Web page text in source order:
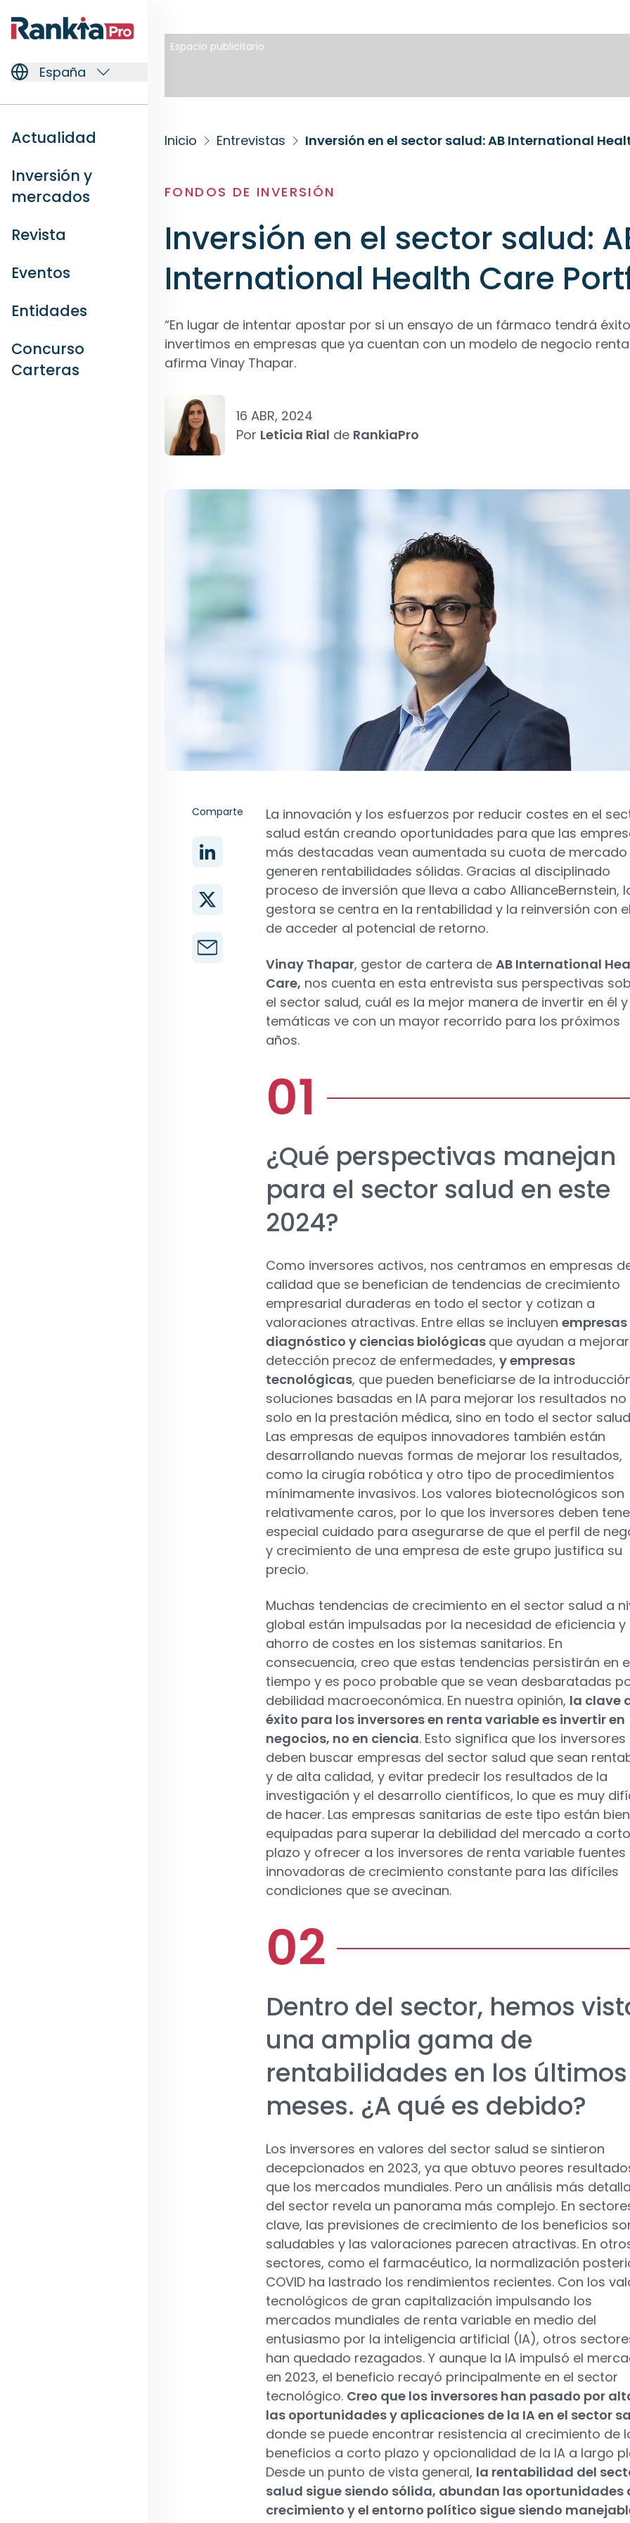
España
Actualidad
Inversión y
mercados
Revista
Eventos
Entidades
Concurso
Carteras
Espacio publicitario
Inicio Entrevistas Inversión en el sector salud: AB International
FONDOS DE INVERSIÓN
Inversión en el sector salud:
International Health Care
“En lugar de intentar apostar por si un ensayo de un fármaco tendrá
invertimos en empresas que ya cuentan con un modelo de negocio
afirma Vinay Thapar.
16 ABR, 2024
Por Leticia Rial de RankiaPro
Comparte
La innovación y los esfuerzos por reducir costes en el
salud están creando oportunidades para que las
más destacadas vean aumentada su cuota de mercado
generen rentabilidades sólidas. Gracias al disciplinado
proceso de inversión que lleva a cabo AllianceBernstein,
gestora se centra en la rentabilidad y la reinversión con
de acceder al potencial de retorno.
Vinay Thapar, gestor de cartera de AB International
Care, nos cuenta en esta entrevista sus perspectivas
el sector salud, cuál es la mejor manera de invertir en él
temáticas ve con un mayor recorrido para los próximos
años.
¿Qué perspectivas manejan
para el sector salud en este
2024?
Como inversores activos, nos centramos en empresas
calidad que se benefician de tendencias de crecimiento
empresarial duraderas en todo el sector y cotizan a
valoraciones atractivas. Entre ellas se incluyen empresas
diagnóstico y ciencias biológicas que ayudan a
detección precoz de enfermedades, y empresas
tecnológicas, que pueden beneficiarse de la
soluciones basadas en IA para mejorar los resultados no
solo en la prestación médica, sino en todo el sector
Las empresas de equipos innovadores también están
desarrollando nuevas formas de mejorar los resultados,
como la cirugía robótica y otro tipo de procedimientos
mínimamente invasivos. Los valores biotecnológicos son
relativamente caros, por lo que los inversores deben
especial cuidado para asegurarse de que el perfil de
y crecimiento de una empresa de este grupo justifica su
precio.
Muchas tendencias de crecimiento en el sector salud a
global están impulsadas por la necesidad de eficiencia y
ahorro de costes en los sistemas sanitarios. En
consecuencia, creo que estas tendencias persistirán en
tiempo y es poco probable que se vean desbaratadas
debilidad macroeconómica. En nuestra opinión, la clave
éxito para los inversores en renta variable es invertir en
negocios, no en ciencia. Esto significa que los inversores
deben buscar empresas del sector salud que sean
y de alta calidad, y evitar predecir los resultados de la
investigación y el desarrollo científicos, lo que es muy
de hacer. Las empresas sanitarias de este tipo están bien
equipadas para superar la debilidad del mercado a corto
plazo y ofrecer a los inversores de renta variable fuentes
innovadoras de crecimiento constante para las difí­ciles
condiciones que se avecinan.
Dentro del sector, hemos
una amplia gama de
rentabilidades en los últimos
meses. ¿A qué es debido?
Los inversores en valores del sector salud se sintieron
decepcionados en 2023, ya que obtuvo peores
que los mercados mundiales. Pero un análisis más
del sector revela un panorama más complejo. En
clave, las previsiones de crecimiento de los beneficios
saludables y las valoraciones parecen atractivas. En
sectores, como el farmacéutico, la normalización
COVID ha lastrado los rendimientos recientes. Con los
tecnológicos de gran capitalización impulsando los
mercados mundiales de renta variable en medio del
entusiasmo por la inteligencia artificial (IA), otros
han quedado rezagados. Y aunque la IA impulsó el
en 2023, el beneficio recayó principalmente en el sector
tecnológico. Creo que los inversores han pasado por
las oportunidades y aplicaciones de la IA en el sector
donde se puede encontrar resistencia al crecimiento de
beneficios a corto plazo y opcionalidad de la IA a largo
Desde un punto de vista general, la rentabilidad del
salud sigue siendo sólida, abundan las oportunidades
crecimiento y el entorno polí­tico sigue siendo